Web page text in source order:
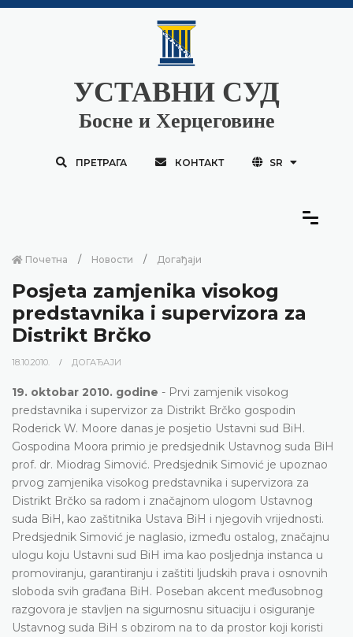
УСТАВНИ СУД
Босне и Херцеговине
ПРЕТРАГА КОНТАКТ SR
Почетна Новости Догађаји
Posjeta zamjenika visokog
predstavnika i supervizora za
Distrikt Brčko
18.10.2010. ДОГАЂАЈИ
19. oktobar 2010. godine - Prvi zamjenik visokog
predstavnika i supervizor za Distrikt Brčko gospodin
Roderick W. Moore danas je posjetio Ustavni sud BiH.
Gospodina Moora primio je predsjednik Ustavnog suda BiH
prof. dr. Miodrag Simović. Predsjednik Simović je upoznao
prvog zamjenika visokog predstavnika i supervizora za
Distrikt Brčko sa radom i značajnom ulogom Ustavnog
suda BiH, kao zaštitnika Ustava BiH i njegovih vrijednosti.
Predsjednik Simović je naglasio, između ostalog, značajnu
ulogu koju Ustavni sud BiH ima kao posljednja instanca u
promoviranju, garantiranju i zaštiti ljudskih prava i osnovnih
sloboda svih građana BiH. Poseban akcent međusobnog
razgovora je stavljen na sigurnosnu situaciju i osiguranje
Ustavnog suda BiH s obzirom na to da prostor koji koristi